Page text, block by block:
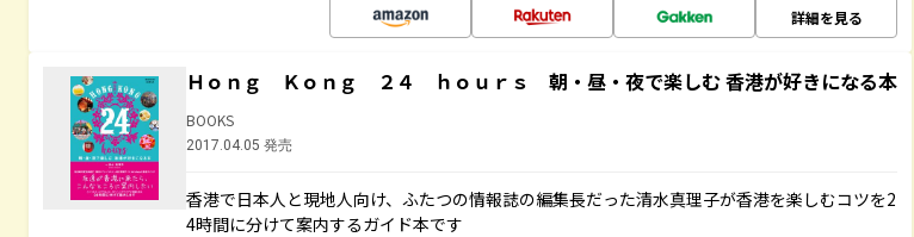
詳細を見る
Ｈｏｎｇ Ｋｏｎｇ ２４ ｈｏｕｒｓ 朝・昼・夜で楽しむ 香港が好きになる本
BOOKS
2017.04.05 発売
香港で日本人と現地人向け、ふたつの情報誌の編集長だった清水真理子が香港を楽しむコツを2
4時間に分けて案内するガイド本です